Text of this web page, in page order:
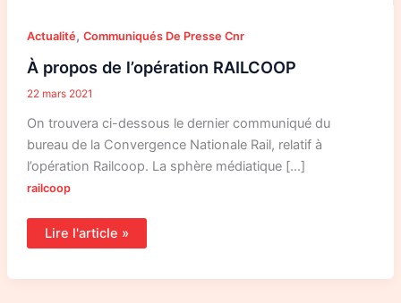
Actualité, Communiqués De Presse Cnr
À propos de l’opération RAILCOOP
22 mars 2021
On trouvera ci-dessous le dernier communiqué du
bureau de la Convergence Nationale Rail, relatif à
l’opération Railcoop. La sphère médiatique […]
railcoop
Lire l'article »